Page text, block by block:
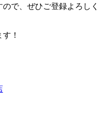
で、ぜひご登録よろしく
！